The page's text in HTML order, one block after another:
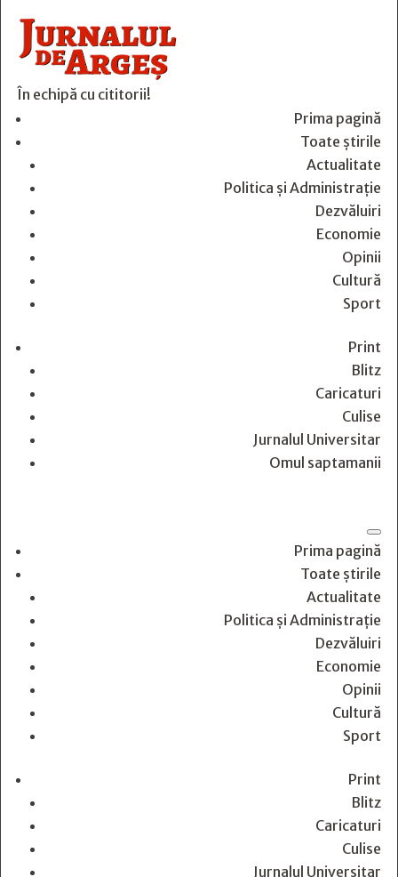
În echipă cu cititorii!
Prima pagină
Toate știrile
Actualitate
Politica și Administrație
Dezvăluiri
Economie
Opinii
Cultură
Sport
Print
Blitz
Caricaturi
Culise
Jurnalul Universitar
Omul saptamanii
Prima pagină
Toate știrile
Actualitate
Politica și Administrație
Dezvăluiri
Economie
Opinii
Cultură
Sport
Print
Blitz
Caricaturi
Culise
Jurnalul Universitar